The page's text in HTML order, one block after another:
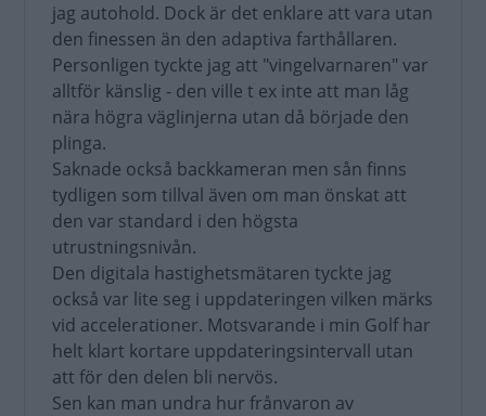
jag autohold. Dock är det enklare att vara utan
den finessen än den adaptiva farthållaren.
Personligen tyckte jag att "vingelvarnaren" var
alltför känslig - den ville t ex inte att man låg
nära högra väglinjerna utan då började den
plinga.
Saknade också backkameran men sån finns
tydligen som tillval även om man önskat att
den var standard i den högsta
utrustningsnivån.
Den digitala hastighetsmätaren tyckte jag
också var lite seg i uppdateringen vilken märks
vid accelerationer. Motsvarande i min Golf har
helt klart kortare uppdateringsintervall utan
att för den delen bli nervös.
Sen kan man undra hur frånvaron av